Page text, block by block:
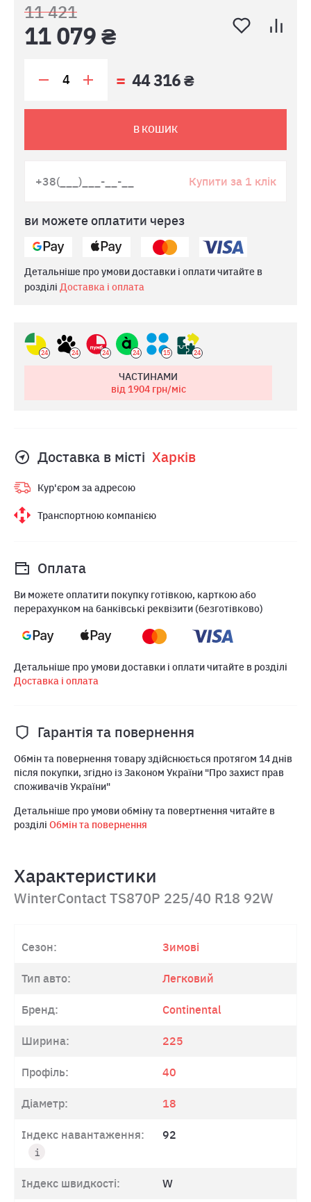
11 421
11 079 ₴
44 316 ₴
В КОШИК
Купити за 1 клік
ви можете оплатити через
Детальніше про умови доставки і оплати читайте в
розділі Доставка і оплата
24 24 24 24 15 24
ЧАСТИНАМИ
від 1904грн/міс
Доставка в місті Харкiв
Кур'єром за адресою
Транспортною компанією
Оплата
Ви можете оплатити покупку готівкою, карткою або
перерахунком на банківські реквізити (безготівково)
Детальніше про умови доставки і оплати читайте в розділі
Доставка і оплата
Гарантія та повернення
Обмін та повернення товару здійснюється протягом 14 днів
після покупки, згідно із Законом України "Про захист прав
споживачів України"
Детальніше про умови обміну та повертнення читайте в
розділі Обмін та повернення
Характеристики
WinterContact TS870P 225/40 R18 92W
Сезон: Зимові
Тип авто: Легковий
Бренд: Continental
Ширина: 225
Профіль: 40
Діаметр: 18
Індекс навантаження: 92
Індекс швидкості: W